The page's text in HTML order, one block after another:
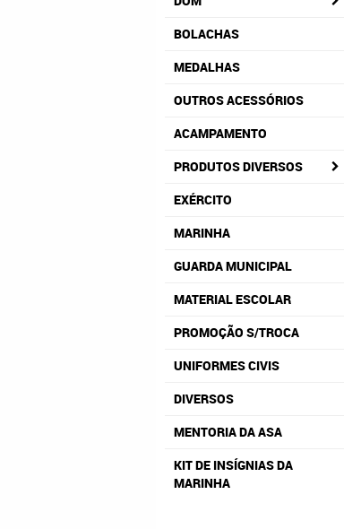
BOLACHAS
MEDALHAS
OUTROS ACESSÓRIOS
ACAMPAMENTO
PRODUTOS DIVERSOS
EXÉRCITO
MARINHA
GUARDA MUNICIPAL
MATERIAL ESCOLAR
PROMOÇÃO S/TROCA
UNIFORMES CIVIS
DIVERSOS
MENTORIA DA ASA
KIT DE INSÍGNIAS DA
MARINHA